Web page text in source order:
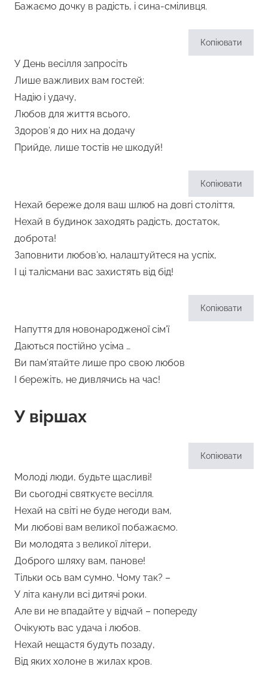
Бажаємо дочку в радість, і сина-сміливця.
Копіювати
У День весілля запросіть
Лише важливих вам гостей:
Надію і удачу,
Любов для життя всього,
Здоров’я до них на додачу
Прийде, лише тостів не шкодуй!
Копіювати
Нехай береже доля ваш шлюб на довгі століття,
Нехай в будинок заходять радість, достаток,
доброта!
Заповнити любов’ю, налаштуйтеся на успіх,
І ці талісмани вас захистять від бід!
Копіювати
Напуття для новонародженої сім’ї
Даються постійно усіма …
Ви пам’ятайте лише про свою любов
І бережіть, не дивлячись на час!
У віршах
Копіювати
Молоді люди, будьте щасливі!
Ви сьогодні святкуєте весілля.
Нехай на світі не буде негоди вам,
Ми любові вам великої побажаємо.
Ви молодята з великої літери,
Доброго шляху вам, панове!
Тільки ось вам сумно. Чому так? –
У літа канули всі дитячі роки.
Але ви не впадайте у відчай – попереду
Очікують вас удача і любов.
Нехай нещастя будуть позаду,
Від яких холоне в жилах кров.